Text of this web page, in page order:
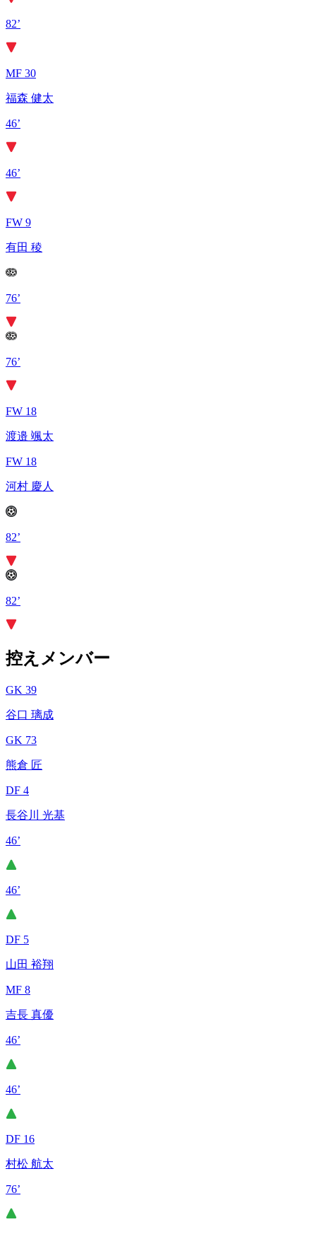
82’
MF 30
福森 健太
46’
46’
FW 9
有田 稜
76’
76’
FW 18
渡邉 颯太
FW 18
河村 慶人
82’
82’
控えメンバー
GK 39
谷口 璃成
GK 73
熊倉 匠
DF 4
長谷川 光基
46’
46’
DF 5
山田 裕翔
MF 8
吉長 真優
46’
46’
DF 16
村松 航太
76’